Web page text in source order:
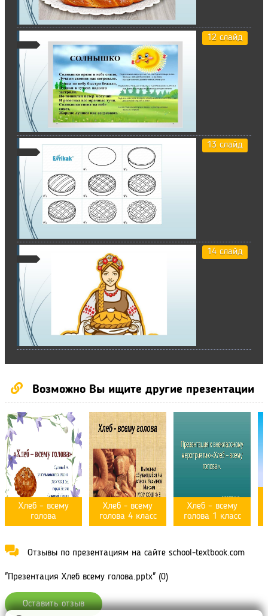
12 слайд
13 слайд
14 слайд
Возможно Вы ищите другие презентации
Хлеб – всему
голова
Хлеб - всему
голова 4 класс
Хлеб – всему
голова 1 класс
Отзывы по презентациям на сайте school-textbook.com
"Презентация Хлеб всему голова.pptx" (0)
Оставить отзыв